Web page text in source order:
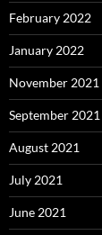
February 2022
January 2022
November 2021
September 2021
August 2021
July 2021
June 2021